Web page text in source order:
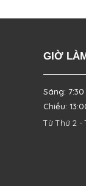
GIỜ
Sáng: 7:30
Chiều:
Từ Thứ 2 -